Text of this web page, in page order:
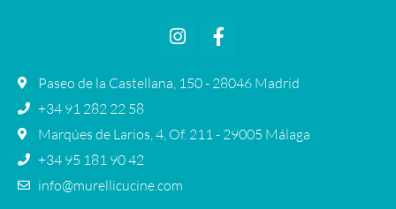
Paseo de la Castellana, 150 - 28046 Madrid
+34 91 282 22 58
Marqúes de Larios, 4, Of. 211 - 29005 Málaga
+34 95 181 90 42
info@murellicucine.com